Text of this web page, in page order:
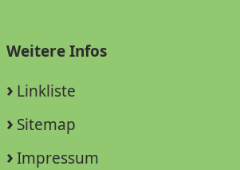
Weitere Infos
Linkliste
Sitemap
Impressum